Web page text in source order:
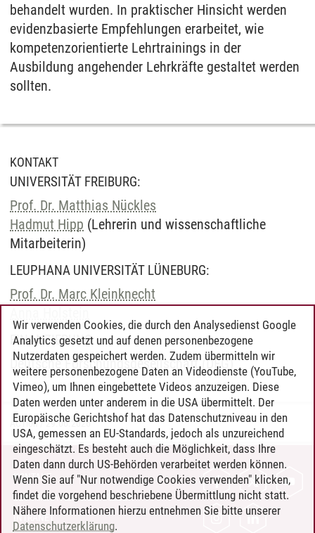
behandelt wurden. In praktischer Hinsicht werden
evidenzbasierte Empfehlungen erarbeitet, wie
kompetenzorientierte Lehrtrainings in der
Ausbildung angehender Lehrkräfte gestaltet werden
sollten.
KONTAKT
UNIVERSITÄT FREIBURG:
Prof. Dr. Matthias Nückles
Hadmut Hipp (Lehrerin und wissenschaftliche
Mitarbeiterin)
LEUPHANA UNIVERSITÄT LÜNEBURG:
Prof. Dr. Marc Kleinknecht
FINANZIERUNG:
Deutsche Forschungsgesellschaft (DFG)
ACTion/29.06.2026
KONTAKT
LEUPHANA ALS ARBEITGEBER
INTRANET
Wir verwenden Cookies, die durch den Analysedienst Google
Analytics gesetzt und auf denen personenbezogene
Nutzerdaten gespeichert werden. Zudem übermitteln wir
weitere personenbezogene Daten an Videodienste (YouTube,
Vimeo), um Ihnen eingebettete Videos anzuzeigen. Diese
Daten werden unter anderem in die USA übermittelt. Der
Europäische Gerichtshof hat das Datenschutzniveau in den
USA, gemessen an EU-Standards, jedoch als unzureichend
eingeschätzt. Es besteht auch die Möglichkeit, dass Ihre
Daten dann durch US-Behörden verarbeitet werden können.
Wenn Sie auf "Nur notwendige Cookies verwenden" klicken,
findet die vorgehend beschriebene Übermittlung nicht statt.
Nähere Informationen hierzu entnehmen Sie bitte unserer
Datenschutzerklärung.